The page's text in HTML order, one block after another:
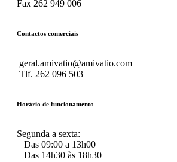
Fax 262 949 006
Contactos comerciais
geral.amivatio@amivatio.com
Tlf. 262 096 503
Horário de funcionamento
Segunda a sexta:
Das 09:00 a 13h00
Das 14h30 às 18h30